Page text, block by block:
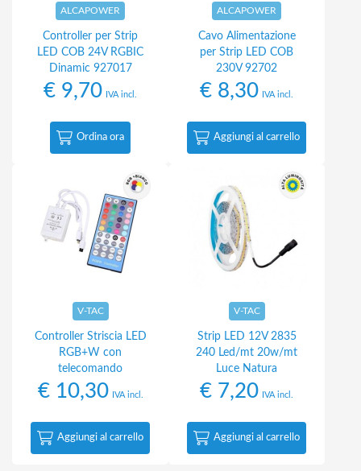
ALCAPOWER
Controller per Strip
LED COB 24V RGBIC
Dinamic 927017
€ 9,70 IVA incl.
Ordina ora
ALCAPOWER
Cavo Alimentazione
per Strip LED COB
230V 92702
€ 8,30 IVA incl.
Aggiungi al carrello
V-TAC
Controller Striscia LED
RGB+W con
telecomando
€10,30 IVA incl.
Aggiungi al carrello
V-TAC
Strip LED 12V 2835
240 Led/mt 20w/mt
Luce Natura
€ 7,20 IVA incl.
Aggiungi al carrello